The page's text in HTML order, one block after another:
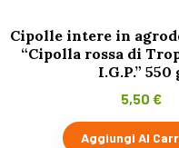
Cipolle intere in
“Cipolla rossa di
I.G.P.” 550
5,50 €
Aggiungi Al